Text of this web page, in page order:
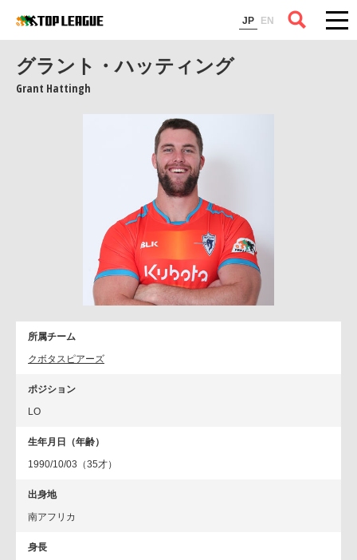
JP EN
コラム
グラント・ハッティング
Grant Hattingh
所属チーム
クボタスピアーズ
ポジション
LO
生年月日（年齢）
1990/10/03（35才）
出身地
南アフリカ
身長